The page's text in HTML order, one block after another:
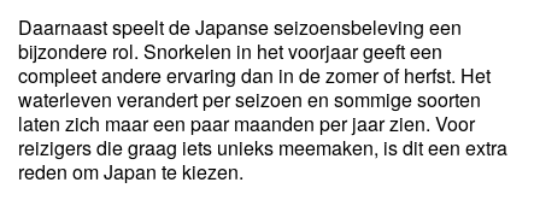
Daarnaast speelt de Japanse seizoensbeleving een
bijzondere rol. Snorkelen in het voorjaar geeft een
compleet andere ervaring dan in de zomer of herfst. Het
waterleven verandert per seizoen en sommige soorten
laten zich maar een paar maanden per jaar zien. Voor
reizigers die graag iets unieks meemaken, is dit een extra
reden om Japan te kiezen.